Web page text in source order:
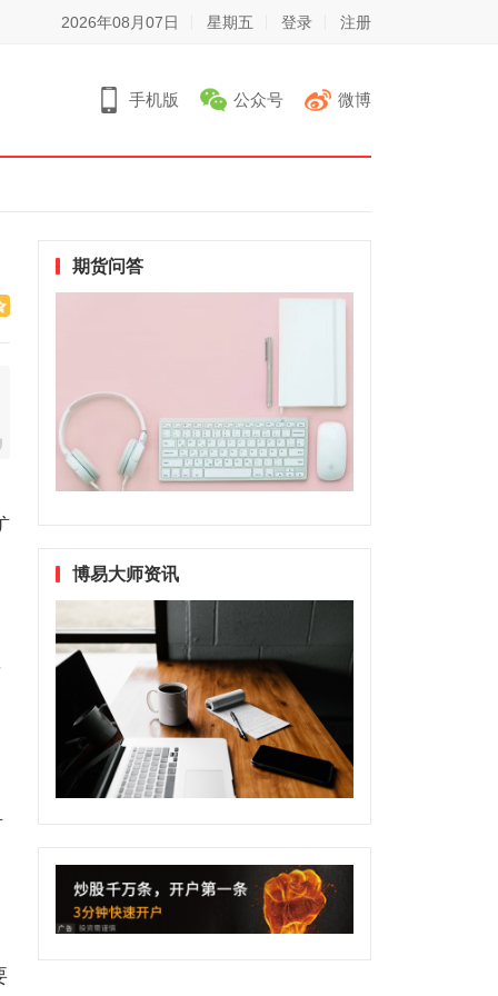
2026年08月07日 星期五 登录 注册
手机版 公众号 微博
期货问答
博易大师资讯